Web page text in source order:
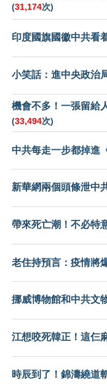
(31,174次)
印度國旗國徽中共看
小笑話：進中央政治
機會不多！一張留給
(33,494次)
中共每走一步都掉進
新華網兩個頭條泄中
帶來死亡潮！不必特
老住持預言：疫情將
挪威博物館和中共文
江想咬死韓正！這仨
時辰到了！錦濤繞道